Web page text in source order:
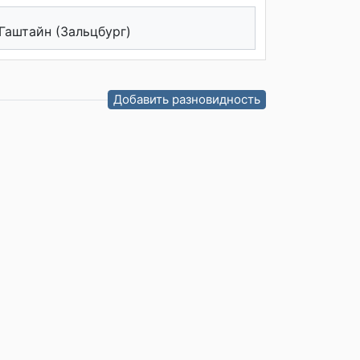
(Зальцбург)
Добавить разновидность